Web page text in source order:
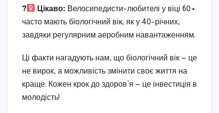
?‍ Цікаво: Велосипедисти-любителі у віці 60+
часто мають біологічний вік, як у 40-річних,
завдяки регулярним аеробним навантаженням.
Ці факти нагадують нам, що біологічний вік — це
не вирок, а можливість змінити своє життя на
краще. Кожен крок до здоров’я — це інвестиція в
молодість!